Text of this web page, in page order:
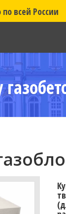
по всей России